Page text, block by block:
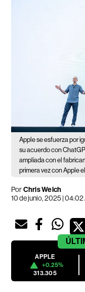
Apple se esfuerza por
su acuerdo con
ampliada con el
primera vez con Apple
PorChris Welch
10 de junio, 2025 | 04:02
APPLE
+0.25%
313.305